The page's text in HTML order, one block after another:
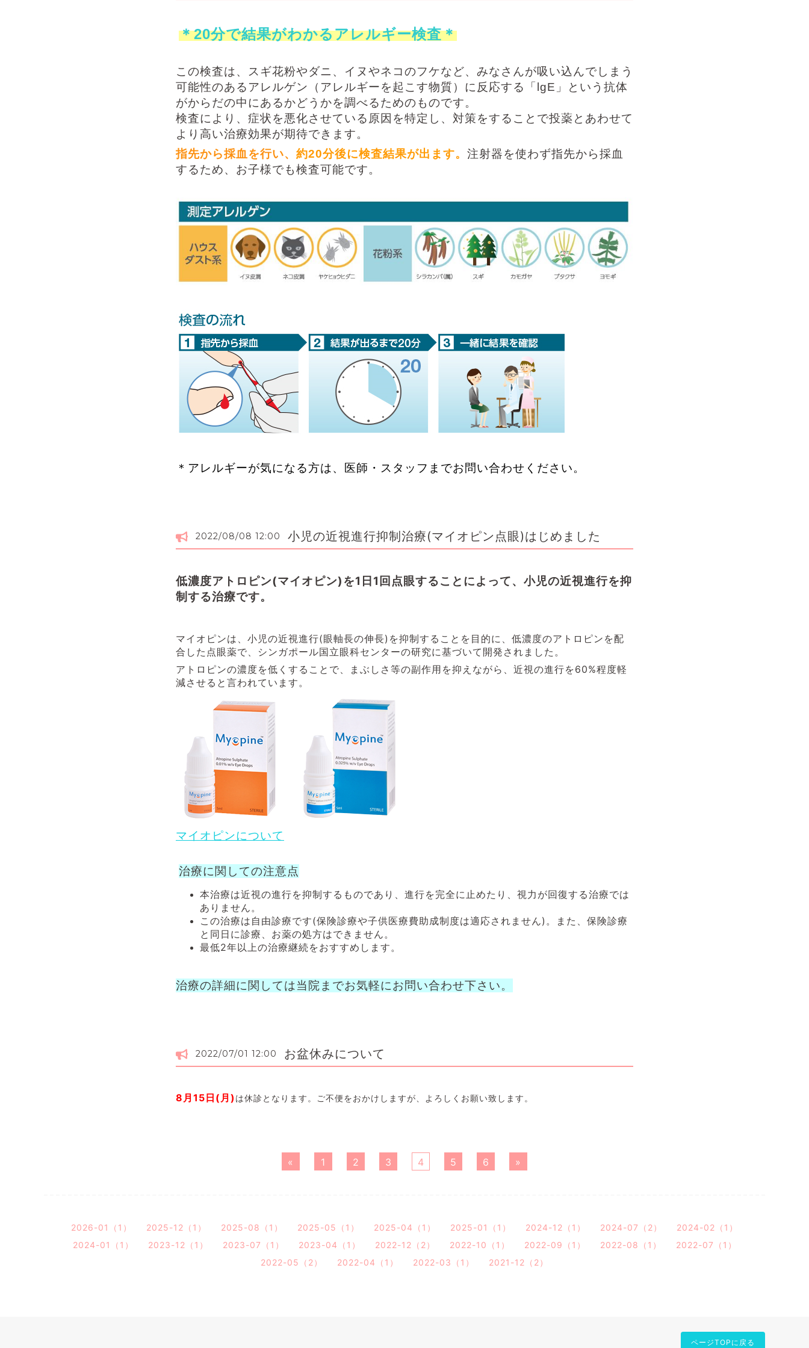
＊20分で結果がわかるアレルギー検査＊
この検査は、スギ花粉やダニ、イヌやネコのフケなど、みなさんが吸い込んでしまう
可能性のあるアレルゲン（アレルギーを起こす物質）に反応する「lgE」という抗体
がからだの中にあるかどうかを調べるためのものです。
検査により、症状を悪化させている原因を特定し、対策をすることで投薬とあわせて
より高い治療効果が期待できます。
指先から採血を行い、 約20分後に検査結果が出ます。 注射器を使わず指先から採血
するため、お子様でも検査可能です。
＊アレルギーが気になる方は、医師・スタッフまでお問い合わせください。
2022/08/08 12:00 小児の近視進行抑制治療(マイオピン点眼)はじめました
低濃度アトロピン(マイオピン)を1日1回点眼することによって、小児の近視進行を抑
制する治療です。
マイオピンは、小児の近視進行(眼軸長の伸長)を抑制することを目的に、低濃度のアトロピンを配
合した点眼薬で、シンガポール国立眼科センターの研究に基づいて開発されました。
アトロピンの濃度を低くすることで、まぶしさ等の副作用を抑えながら、近視の進行を60%程度軽
減させると言われています。
マイオピンについて
治療に関しての注意点
本治療は近視の進行を抑制するものであり、進行を完全に止めたり、視力が回復する治療では
ありません。
この治療は自由診療です(保険診療や子供医療費助成制度は適応されません)。また、保険診療
と同日に診療、お薬の処方はできません。
最低2年以上の治療継続をおすすめします。
治療の詳細に関しては当院までお気軽にお問い合わせ下さい。
2022/07/01 12:00 お盆休みについて
8月15日(月) は休診となります。ご不便をおかけしますが、よろしくお願い致します。
« 1 2 3 4 5 6 »
2026-01（1） 2025-12（1） 2025-08（1） 2025-05（1） 2025-04（1） 2025-01（1） 2024-12（1） 2024-07（2）
2024-02（1）
2024-01（1）
2023-12（1） 2023-07（1） 2023-04（1） 2022-12（2） 2022-10（1） 2022-09（1） 2022-08（1）
2022-07（1）
2022-05（2）
2022-04（1） 2022-03（1） 2021-12（2）
ページTOPに戻る